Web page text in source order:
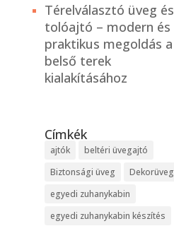
Térelválasztó üveg és
tolóajtó – modern és
praktikus megoldás a
belső terek
kialakításához
Címkék
ajtók
beltéri üvegajtó
Biztonsági üveg
Dekorüveg
egyedi zuhanykabin
egyedi zuhanykabin készítés